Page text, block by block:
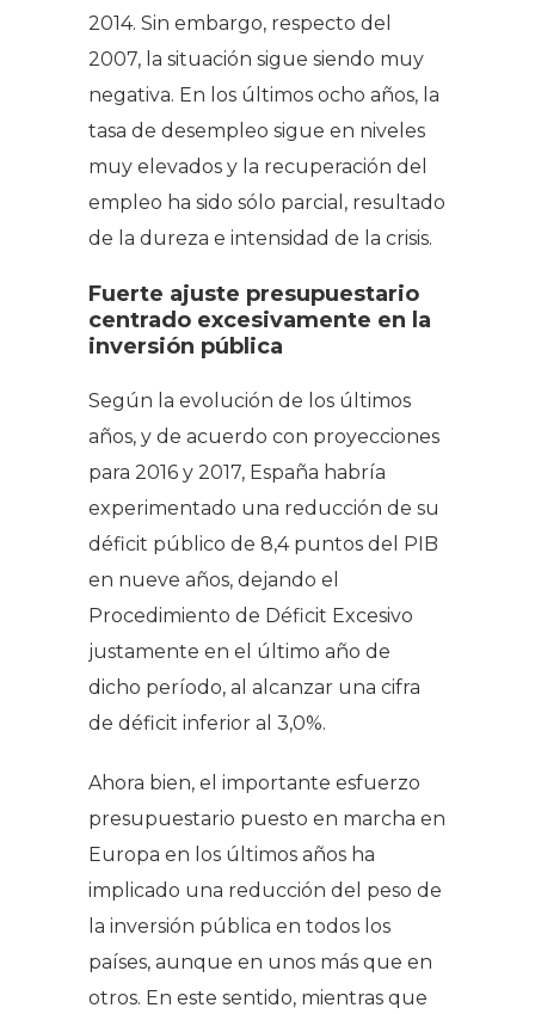
2014. Sin embargo, respecto del
2007, la situación sigue siendo muy
negativa. En los últimos ocho años, la
tasa de desempleo sigue en niveles
muy elevados y la recuperación del
empleo ha sido sólo parcial, resultado
de la dureza e intensidad de la crisis.
Fuerte ajuste presupuestario
centrado excesivamente en la
inversión pública
Según la evolución de los últimos
años, y de acuerdo con proyecciones
para 2016 y 2017, España habría
experimentado una reducción de su
déficit público de 8,4 puntos del PIB
en nueve años, dejando el
Procedimiento de Déficit Excesivo
justamente en el último año de
dicho período, al alcanzar una cifra
de déficit inferior al 3,0%.
Ahora bien, el importante esfuerzo
presupuestario puesto en marcha en
Europa en los últimos años ha
implicado una reducción del peso de
la inversión pública en todos los
países, aunque en unos más que en
otros. En este sentido, mientras que